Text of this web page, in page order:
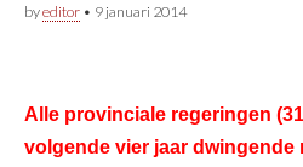
byeditor • 9 januari 2014
Alle provinciale regeringen
volgende vier jaar dwingende